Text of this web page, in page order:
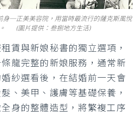
身─正美美容院，用當時最流行的薩克斯風悅
。 (圖片提供：叁捌地方生活)
賃與新娘秘書的獨立選項，
龍完整的新娘服務，通常新
紗選看後，在結婚前一天會
、美甲、護膚等基礎保養，
身的整體造型，將繁複工序